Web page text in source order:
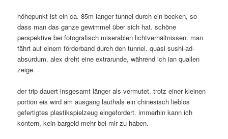
höhepunkt ist ein ca. 85m langer tunnel durch ein becken, so
dass man das ganze gewimmel über sich hat. schöne
perspektive bei fotografisch miserablen lichtverhältnissen. man
fährt auf einem förderband durch den tunnel. quasi sushi-ad-
absurdum. alex dreht eine extrarunde, während ich ian quallen
zeige.
der trip dauert insgesamt länger als vermutet. trotz einer kleinen
portion eis wird am ausgang lauthals ein chinesisch lieblos
gefertigtes plastikspielzeug eingefordert. immerhin kann ich
kontern, kein bargeld mehr bei mir zu haben.